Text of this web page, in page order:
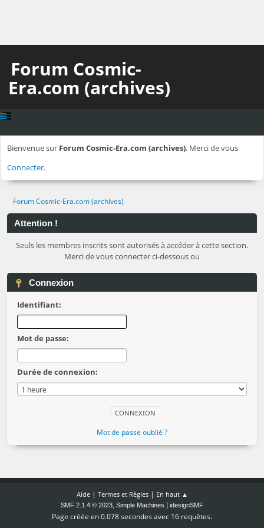
Forum Cosmic-
Era.com (archives)
Bienvenue sur Forum Cosmic-Era.com (archives). Merci de vous
Connecter.
Forum Cosmic-Era.com (archives)
Attention !
Seuls les membres inscrits sont autorisés à accéder à cette section.
Merci de vous connecter ci-dessous ou
Connexion
Identifiant:
Mot de passe:
Durée de connexion:
Mot de passe oublié ?
Aide| Termes et Règles| En haut ▲
SMF 2.1.4 © 2023, Simple Machines idesignSMF
Page créée en 0.078 secondes avec 16 requêtes.